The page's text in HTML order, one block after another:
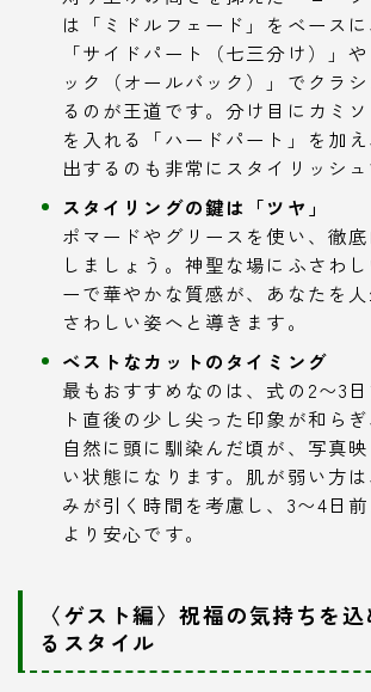
は「ミドルフェード」をベース
「サイドパート（七三分け）」
ック（オールバック）」でクラ
るのが王道です。分け目にカミ
を入れる「ハードパート」を加
出するのも非常にスタイリッシュ
スタイリングの鍵は「ツヤ」
ポマードやグリースを使い、徹
しましょう。神聖な場にふさわ
ーで華やかな質感が、あなたを
さわしい姿へと導きます。
ベストなカットのタイミング
最もおすすめなのは、式の2〜3
ト直後の少し尖った印象が和ら
自然に頭に馴染んだ頃が、写真
い状態になります。肌が弱い方
みが引く時間を考慮し、3〜4日
より安心です。
〈ゲスト編〉祝福の気持ちを
るスタイル